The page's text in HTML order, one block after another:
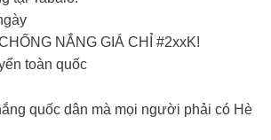
NẮNG GIÁ CHỈ #2xxK!
toàn quốc
quốc dân mà mọi người phải có Hè